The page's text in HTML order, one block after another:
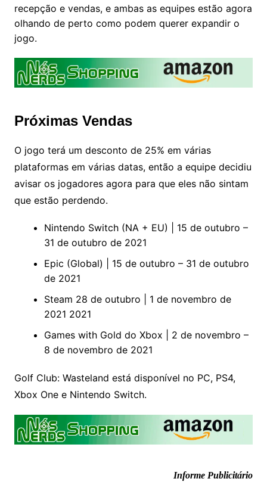
recepção e vendas, e ambas as equipes estão agora
olhando de perto como podem querer expandir o
jogo.
Próximas Vendas
O jogo terá um desconto de 25% em várias
plataformas em várias datas, então a equipe decidiu
avisar os jogadores agora para que eles não sintam
que estão perdendo.
Nintendo Switch (NA + EU) | 15 de outubro –
31 de outubro de 2021
Epic (Global) | 15 de outubro – 31 de outubro
de 2021
Steam 28 de outubro | 1 de novembro de
2021 2021
Games with Gold do Xbox | 2 de novembro –
8 de novembro de 2021
Golf Club: Wasteland está disponível no PC, PS4,
Xbox One e Nintendo Switch.
Informe Publicitário